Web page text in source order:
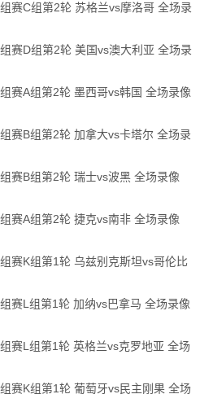
赛C组第2轮 苏格兰vs摩洛哥 全场录
赛D组第2轮 美国vs澳大利亚 全场录
赛A组第2轮 墨西哥vs韩国 全场录像
赛B组第2轮 加拿大vs卡塔尔 全场录
赛B组第2轮 瑞士vs波黑 全场录像
赛A组第2轮 捷克vs南非 全场录像
赛K组第1轮 乌兹别克斯坦vs哥伦比
赛L组第1轮 加纳vs巴拿马 全场录像
赛L组第1轮 英格兰vs克罗地亚 全场
赛K组第1轮 葡萄牙vs民主刚果 全场